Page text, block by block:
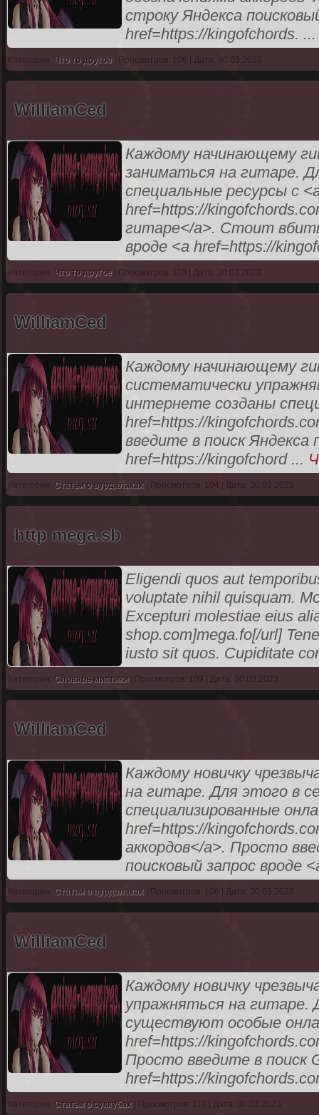
строку Яндекса
href=https://kingofchords.
Категория: Что то другое | Просмотров: 106 | Дата: 30.03.2023
WilliamCed
Каждому начинающему
заниматься на гитаре.
специальные ресурсы с
href=https://
гитаре</a>. Стоит
вроде <a href=https://
Категория: Что то другое | Просмотров: 110 | Дата: 30.03.2023
WilliamCed
Каждому начинающему
систематически
интернете созданы
href=https://
введите в поиск Яндекса
href=https://kingofchord ...
Категория: Статьи о вурдалаках | Просмотров: 104 | Дата: 30.03.2023
http mega.sb
Eligendi quos aut
voluptate nihil quisquam.
Excepturi molestiae eius
shop.com]mega.fo[/url]
iusto sit quos. Cupiditate
Категория: Словарь мистики| Просмотров: 109 | Дата: 30.03.2023
WilliamCed
Каждому новичку
на гитаре. Для этого в
специализированные
href=https://
аккордов</a>. Просто
поисковый запрос вроде
Категория: Статьи о вурдалаках | Просмотров: 106 | Дата: 30.03.2023
WilliamCed
Каждому новичку
упражняться на гитаре.
существуют особые
href=https://
Просто введите в поиск
href=https://
Категория: Статьи о суккубах | Просмотров: 117 | Дата: 30.03.2023